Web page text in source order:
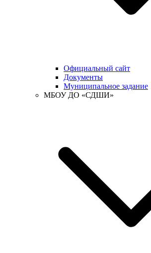
Официальный сайт
Документы
Муниципальное задание
МБОУ ДО «СДШИ»